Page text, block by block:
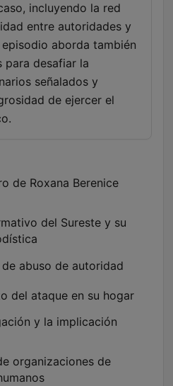
incluyendo la red
entre autoridades y
aborda también
para desafiar la
señalados y
de ejercer el
de Roxana Berenice
del Sureste y su
de abuso de autoridad
del ataque en su hogar
y la implicación
organizaciones de